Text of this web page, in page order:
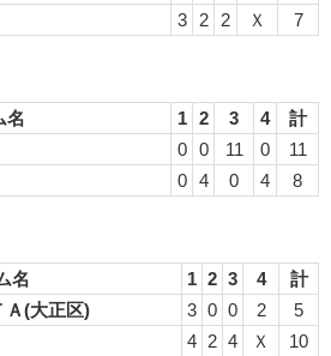
3 2 2 Ｘ 7
名 1 2 3 4
計
0 0 11 0
11
0 4 0 4 8
名 1 2 3 4
計
Ａ(大正区)
3 0 0 2
5
4 2 4 Ｘ 10